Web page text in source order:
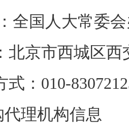
：全国人
：北京市
方式：
代理机构信息